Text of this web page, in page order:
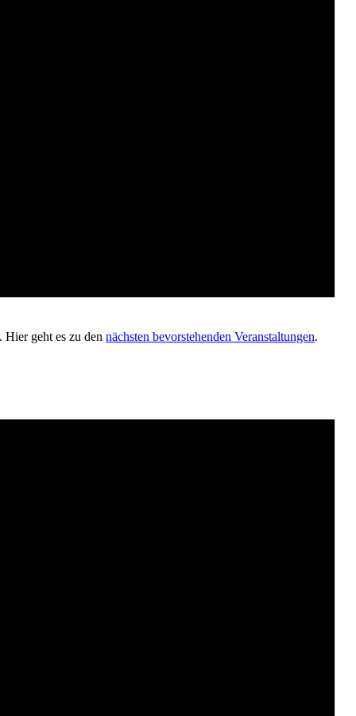
Hier geht es zu den nächsten bevorstehenden Veranstaltungen.